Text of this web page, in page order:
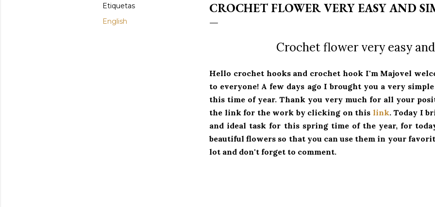
Etiquetas
English
CROCHET FLOWER VERY EASY AND
Crochet flower very easy
Hello crochet hooks and crochet hook I'm Majovel
to everyone! A few days ago I brought you a very
this time of year. Thank you very much for all your
the link for the work by clicking on this link. Today I
and ideal task for this spring time of the year, for
beautiful flowers so that you can use them in your
lot and don't forget to comment.